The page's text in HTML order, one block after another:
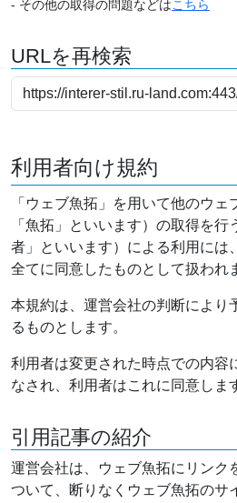
- その他の取得の問題などはこちら
URLを再検索
利用者向け規約
「ウェブ魚拓」を用いて他のウェ
「魚拓」といいます）の取得を行
者」といいます）による利用には
全てに同意したものとして扱われ
本規約は、運営会社の判断により
るものとします。
利用者は変更された時点での内容
なされ、利用者はこれに同意しま
引用記事の紹介
運営会社は、ウェブ魚拓にリンク
ついて、断りなくウェブ魚拓のサ